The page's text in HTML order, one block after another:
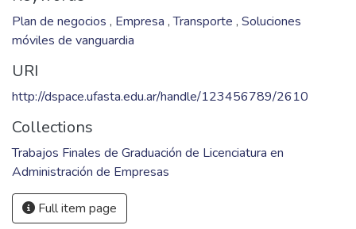
Plan de negocios , Empresa ,Transporte , Soluciones
móviles de vanguardia
URI
http://dspace.ufasta.edu.ar/handle/123456789/2610
Collections
Trabajos Finales de Graduación de Licenciatura en
Administración de Empresas
Full item page